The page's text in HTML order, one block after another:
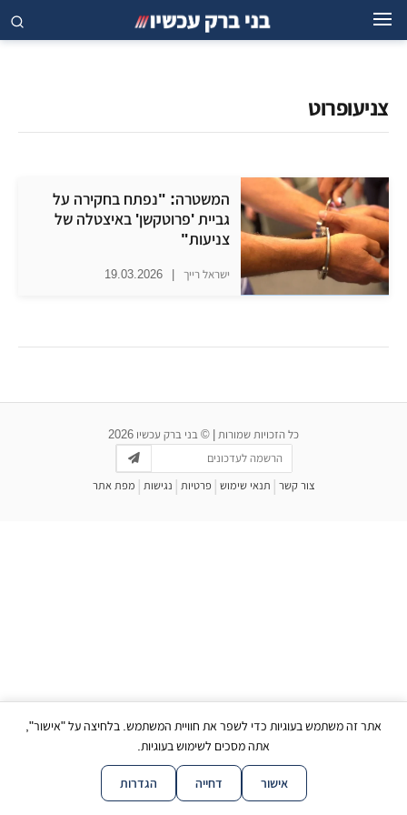
צניעופרוט
המשטרה: "נפתח בחקירה על
גביית 'פרוטקשן' באיצטלה של
צניעות"
ישראל רייך |
19.03.2026
אתר זה משתמש בעוגיות כדי לשפר את חוויית המשתמש. בלחיצה על "אישור",
אתה מסכים לשימוש בעוגיות.
אישור דחייה הגדרות
כל הזכויות שמורות | © בני ברק עכשיו 2026
צור קשר | תנאי שימוש | פרטיות | נגישות | מפת אתר